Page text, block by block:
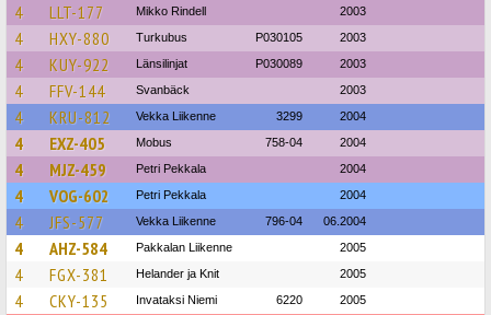
4 LLT-177 Mikko Rindell 2003
4 HXY-880 Turkubus P030105 2003
4 KUY-922 Länsilinjat P030089 2003
4 FFV-144 Svanbäck 2003
4 KRU-812 Vekka Liikenne 3299 2004
4 EXZ-405 Mobus 758-04 2004
4 MJZ-459 Petri Pekkala 2004
4 VOG-602 Petri Pekkala 2004
4 JFS-577 Vekka Liikenne 796-04 06.2004
4 AHZ-584 Pakkalan Liikenne 2005
4 FGX-381 Helander ja Knit 2005
4 CKY-135 Invataksi Niemi 6220 2005